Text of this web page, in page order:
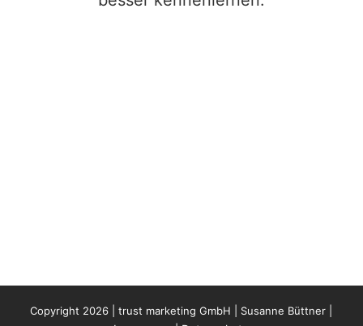
Copyright 2026 | trust marketing GmbH | Susanne Büttner |